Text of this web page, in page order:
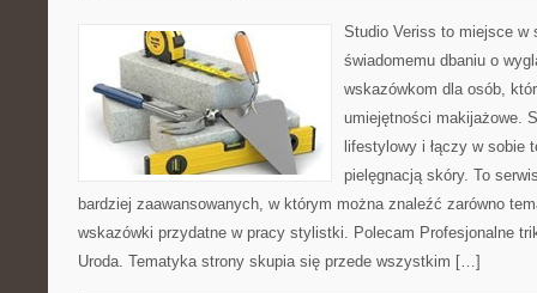
Studio Veriss to miejsce w
świadomemu dbaniu o
wskazówkom dla osób,
umiejętności makijażowe.
lifestylowy i łączy w sobie
pielęgnacją skóry. To
bardziej zaawansowanych, w którym można znaleźć zarówno
wskazówki przydatne w pracy stylistki. Polecam Profesjonalne
Uroda. Tematyka strony skupia się przede wszystkim […]